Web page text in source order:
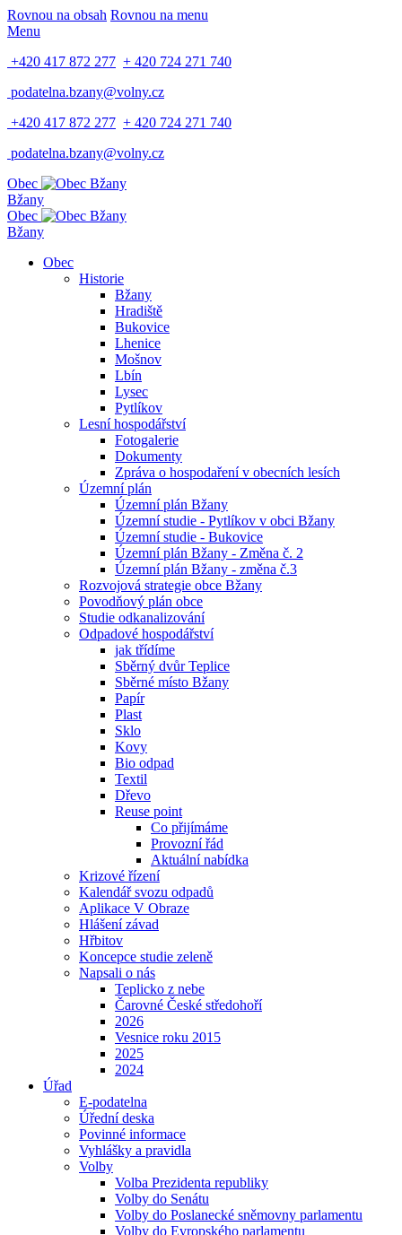
Rovnou na obsah Rovnou na menu
Menu
+420 417 872 277 + 420 724 271 740
podatelna.bzany@volny.cz
+420 417 872 277 + 420 724 271 740
podatelna.bzany@volny.cz
Obec
Bžany
Obec
Bžany
Obec
Historie
Bžany
Hradiště
Bukovice
Lhenice
Mošnov
Lbín
Lysec
Pytlíkov
Lesní hospodářství
Fotogalerie
Dokumenty
Zpráva o hospodaření v obecních lesích
Územní plán
Územní plán Bžany
Územní studie - Pytlíkov v obci Bžany
Územní studie - Bukovice
Územní plán Bžany - Změna č. 2
Územní plán Bžany - změna č.3
Rozvojová strategie obce Bžany
Povodňový plán obce
Studie odkanalizování
Odpadové hospodářství
jak třídíme
Sběrný dvůr Teplice
Sběrné místo Bžany
Papír
Plast
Sklo
Kovy
Bio odpad
Textil
Dřevo
Reuse point
Co přijímáme
Provozní řád
Aktuální nabídka
Krizové řízení
Kalendář svozu odpadů
Aplikace V Obraze
Hlášení závad
Hřbitov
Koncepce studie zeleně
Napsali o nás
Teplicko z nebe
Čarovné České středohoří
2026
Vesnice roku 2015
2025
2024
Úřad
E-podatelna
Úřední deska
Povinné informace
Vyhlášky a pravidla
Volby
Volba Prezidenta republiky
Volby do Senátu
Volby do Poslanecké sněmovny parlamentu
Volby do Evropského parlamentu